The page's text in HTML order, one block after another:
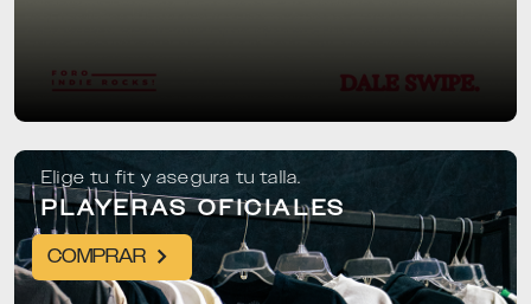
Elige tu fit y asegura tu talla.
PLAYERAS OFICIALES
COMPRAR